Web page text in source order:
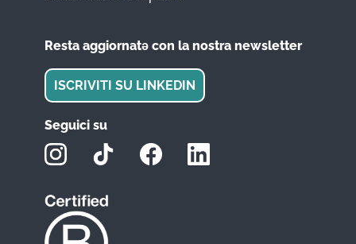
Resta aggiornatǝ con la nostra newsletter
ISCRIVITI SU LINKEDIN
Seguici su